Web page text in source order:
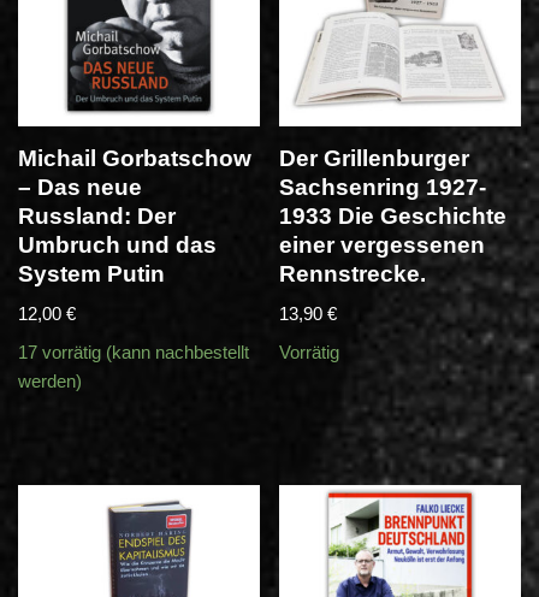
Michail Gorbatschow
– Das neue
Russland: Der
Umbruch und das
System Putin
12,00 €
17 vorrätig (kann nachbestellt
werden)
Der Grillenburger
Sachsenring 1927-
1933 Die Geschichte
einer vergessenen
Rennstrecke.
13,90€
Vorrätig